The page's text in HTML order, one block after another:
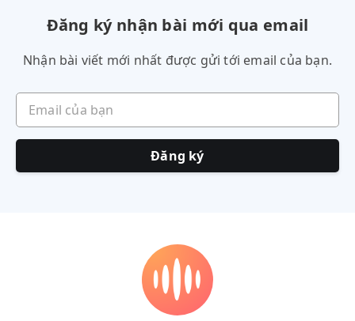
Đăng ký nhận bài mới qua email
Nhận bài viết mới nhất được gửi tới email của bạn.
Email của bạn
Đăng ký